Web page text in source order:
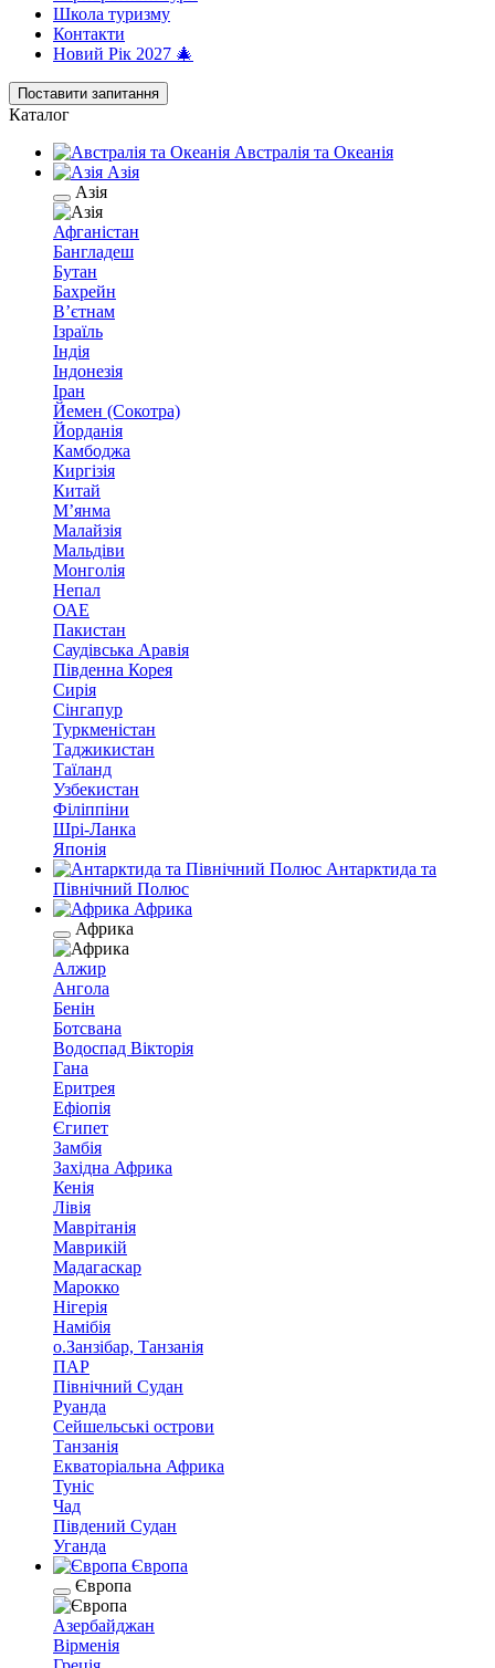
Школа туризму
Контакти
Новий Рік 2027 🎄
Поставити запитання
Каталог
Австралія та Океанія
Азія
Азія
Афганістан
Бангладеш
Бутан
Бахрейн
В’єтнам
Ізраїль
Індія
Індонезія
Іран
Йемен (Сокотра)
Йорданія
Камбоджа
Киргізія
Китай
М’янма
Малайзія
Мальдіви
Монголія
Непал
ОАЕ
Пакистан
Саудівська Аравія
Південна Корея
Сирія
Сінгапур
Туркменістан
Таджикистан
Таїланд
Узбекистан
Філіппіни
Шрі-Ланка
Японія
Антарктида та
Північний Полюс
Африка
Африка
Алжир
Ангола
Бенін
Ботсвана
Водоспад Вікторія
Гана
Еритрея
Ефіопія
Єгипет
Замбія
Західна Африка
Кенія
Лівія
Маврітанія
Маврикій
Мадагаскар
Марокко
Нігерія
Намібія
о.Занзібар, Танзанія
ПАР
Північний Судан
Руанда
Сейшельські острови
Танзанія
Екваторіальна Африка
Туніс
Чад
Південий Судан
Уганда
Європа
Європа
Азербайджан
Вірменія